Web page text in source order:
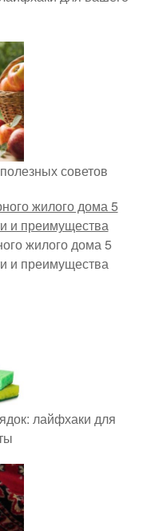
советов
жилого дома 5
и преимущества
лайфхаки для